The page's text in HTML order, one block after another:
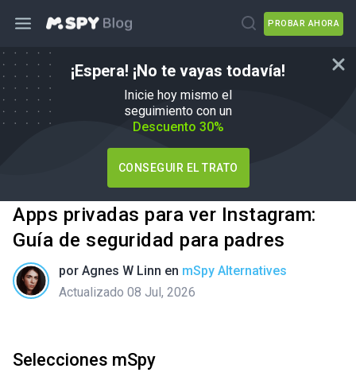
PROBAR AHORA
¡Espera! ¡No te vayas todavía!
Inicie hoy mismo el
seguimiento con un
Descuento 30%
CONSEGUIR EL TRATO
Apps privadas para ver Instagram:
Guía de seguridad para padres
por Agnes W Linn en mSpy Alternatives
Actualizado 08 Jul, 2026
Selecciones mSpy